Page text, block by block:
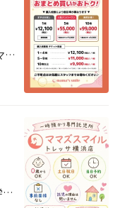
いつもご利用ありがとうございます☆ ママズスマイルトレッサ横浜店は 子育て中のホッとできる時間を 応援します！！夏休みも応援★ お得なチケット販売中♪ 5枚で5500円引き☆10枚で22000円引き☆ おまとめ買いでさらにお得にご利用できます！ 詳しくはスタッフまでお尋ねください♪
ママズスマイルは首がすわった頃から小学生までOK！ 兄弟一緒に利用ができて便利です！ 夏休みの預け先ぜひご検討ください☆ 託児料が半額になるチケットは おまとめ買いでさらにお得に！ チケット１枚￥12100 5枚で￥55000(1枚あたり￥11000) 10枚で￥99000(1枚あたり￥9900) たくさん買うほどお得になります(^▽^)/ トレッサ店以外も全店舗にて利用できます！